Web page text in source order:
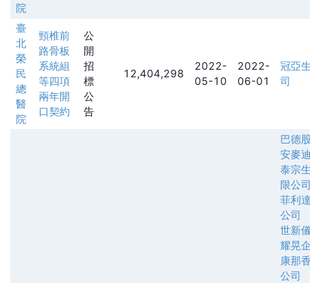
院
臺
北
榮
民
總
醫
院
頸椎前
路骨板
系統組
等四項
兩年開
口契約
公
開
招
標
公
告
12,404,298
2022-
05-10
2022-
06-01
冠亞
司
巴德
安麥
泰宗
限公
菲利
公司
世新
耀晃
康那
公司